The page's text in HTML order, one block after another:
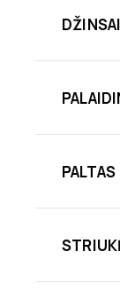
DŽINSAI
PALTAS